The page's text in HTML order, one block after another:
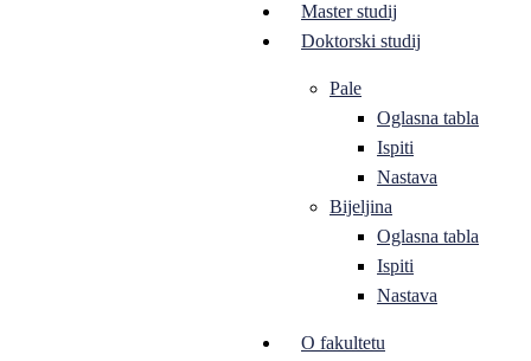
Master studij
Doktorski studij
Pale
Oglasna tabla
Ispiti
Nastava
Bijeljina
Oglasna tabla
Ispiti
Nastava
O fakultetu